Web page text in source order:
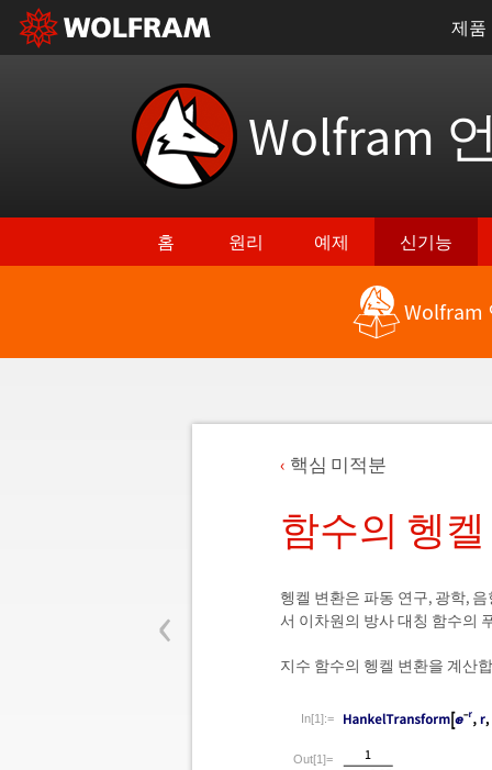
제품
Wolfram
홈 원리 예제 신기능
Wolfram
‹
핵심 미적분
함수의 헹
헹켈 변환은 파동 연구, 광학,
서 이차원의 방사 대칭 함수의
지수 함수의 헹켈 변환을 계산
In[1]:=
Out[1]=